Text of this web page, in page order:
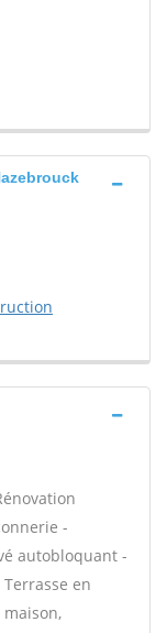
-
autobloquant -
en
maison,